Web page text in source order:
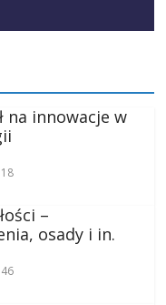
na innowacje w
–
osady i in.